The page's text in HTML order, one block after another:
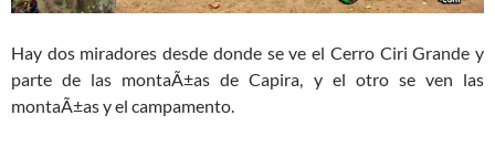
Hay dos miradores desde donde se ve el Cerro Ciri Grande y
parte de las montaÃ±as de Capira, y el otro se ven las
montaÃ±as y el campamento.